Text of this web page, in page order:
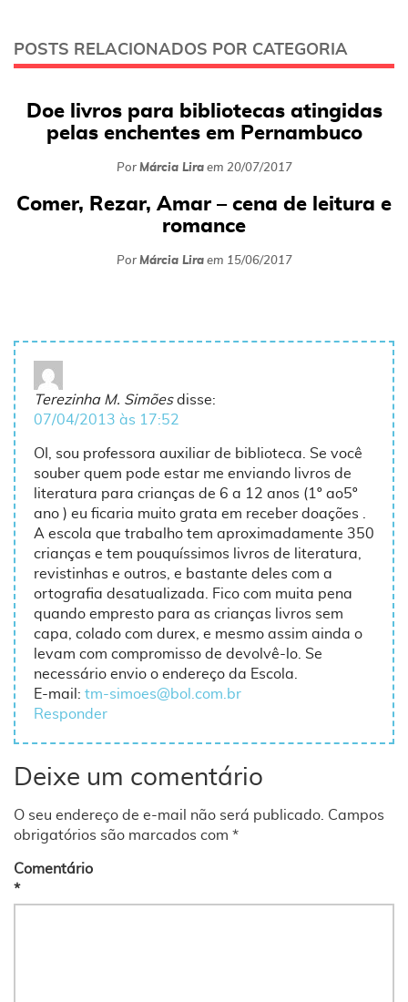
POSTS RELACIONADOS POR CATEGORIA
Doe livros para bibliotecas atingidas
pelas enchentes em Pernambuco
Por Márcia Liraem 20/07/2017
Comer, Rezar, Amar – cena de leitura e
romance
Por Márcia Liraem 15/06/2017
Terezinha M. Simões disse:
07/04/2013 às 17:52
OI, sou professora auxiliar de biblioteca. Se você
souber quem pode estar me enviando livros de
literatura para crianças de 6 a 12 anos (1º ao5º
ano ) eu ficaria muito grata em receber doações .
A escola que trabalho tem aproximadamente 350
crianças e tem pouquíssimos livros de literatura,
revistinhas e outros, e bastante deles com a
ortografia desatualizada. Fico com muita pena
quando empresto para as crianças livros sem
capa, colado com durex, e mesmo assim ainda o
levam com compromisso de devolvê-lo. Se
necessário envio o endereço da Escola.
E-mail: tm-simoes@bol.com.br
Responder
Deixe um comentário
O seu endereço de e-mail não será publicado. Campos
obrigatórios são marcados com *
Comentário
*